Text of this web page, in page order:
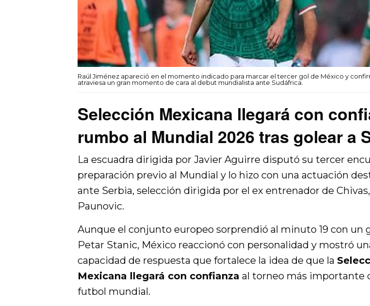
Raúl Jiménez apareció en el momento indicado para marcar el tercer gol de México y
atraviesa un gran momento de cara al debut mundialista ante Sudáfrica.
Selección Mexicana llegará con
rumbo al Mundial 2026 tras golear a
La escuadra dirigida por Javier Aguirre disputó su tercer
preparación previo al Mundial y lo hizo con una actuación
ante Serbia, selección dirigida por el ex entrenador de
Paunovic.
Aunque el conjunto europeo sorprendió al minuto 19 con un
Petar Stanic, México reaccionó con personalidad y mostró
capacidad de respuesta que fortalece la idea de que la
Mexicana llegará con confianza al torneo más importante
futbol mundial.